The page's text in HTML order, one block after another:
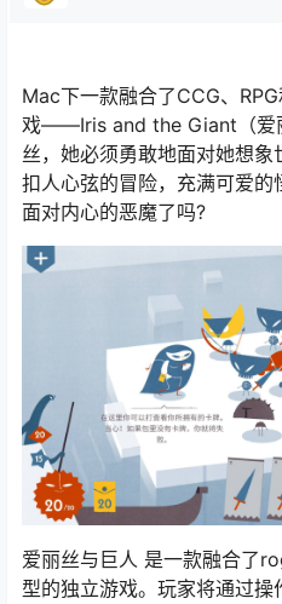
Mac下一款融合了CCG、
戏——Iris and the Giant（爱
丝，她必须勇敢地面对她想
扣人心弦的冒险，充满可爱
面对内心的恶魔了吗?
爱丽丝与巨人 是一款融合了
型的独立游戏。玩家将通过